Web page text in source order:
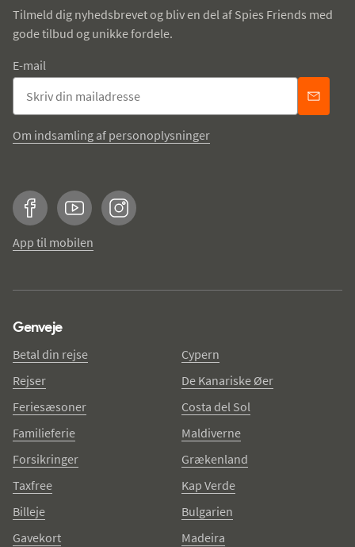
Tilmeld dig nyhedsbrevet og bliv en del af Spies Friends med
gode tilbud og unikke fordele.
E-mail
Om indsamling af personoplysninger
FacebookYouTubeInstagram
App til mobilen
Genveje
Betal din rejse
Rejser
Feriesæsoner
Familieferie
Forsikringer
Taxfree
Billeje
Gavekort
Cypern
De Kanariske Øer
Costa del Sol
Maldiverne
Grækenland
Kap Verde
Bulgarien
Madeira